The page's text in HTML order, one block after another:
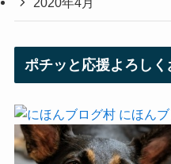
ポチッと応援よろしく